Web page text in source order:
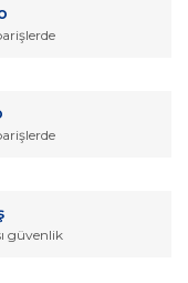
güvenlik